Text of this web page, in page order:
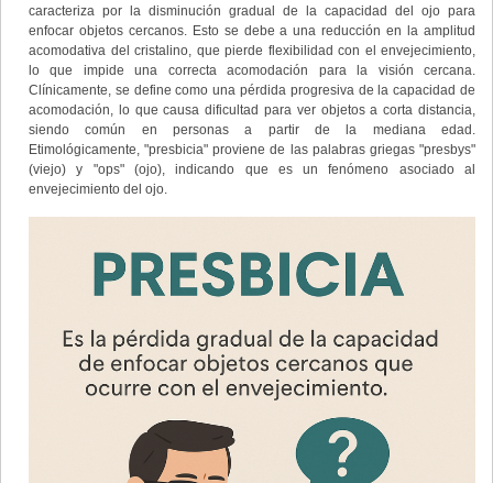
caracteriza por la disminución gradual de la capacidad del ojo para
enfocar objetos cercanos. Esto se debe a una reducción en la amplitud
acomodativa del cristalino, que pierde flexibilidad con el envejecimiento,
lo que impide una correcta acomodación para la visión cercana.
Clínicamente, se define como una pérdida progresiva de la capacidad de
acomodación, lo que causa dificultad para ver objetos a corta distancia,
siendo común en personas a partir de la mediana edad.
Etimológicamente, "presbicia" proviene de las palabras griegas "presbys"
(viejo) y "ops" (ojo), indicando que es un fenómeno asociado al
envejecimiento del ojo.